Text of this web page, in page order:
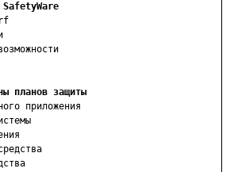
планов защиты
приложения